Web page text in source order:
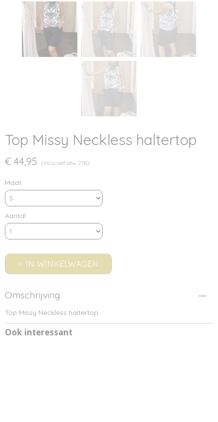
Top Missy Neckless haltertop
€ 44,95 (inclusief btw 21%)
Maat
Aantal
IN WINKELWAGEN
Omschrijving
Top Missy Neckless haltertop
Ook interessant